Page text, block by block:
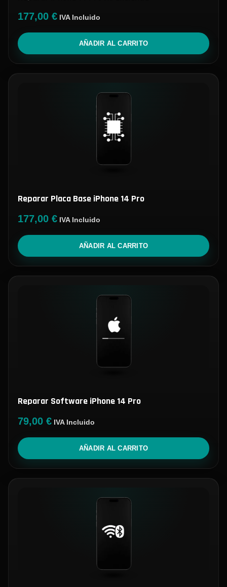
177,00 € IVA Incluido
AÑADIR AL CARRITO
Reparar Placa Base iPhone 14 Pro
177,00 € IVA Incluido
AÑADIR AL CARRITO
Reparar Software iPhone 14 Pro
79,00 € IVA Incluido
AÑADIR AL CARRITO